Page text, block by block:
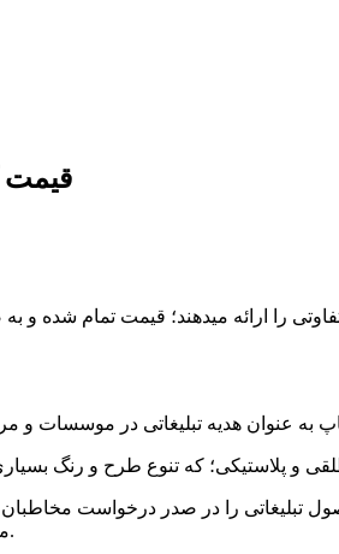
قیمت
را ارائه میدهند؛ قیمت تمام شده
تبلیغاتی را در صدر درخواست
مطرح در زمینه های کاری مختلف، قرار داده است.